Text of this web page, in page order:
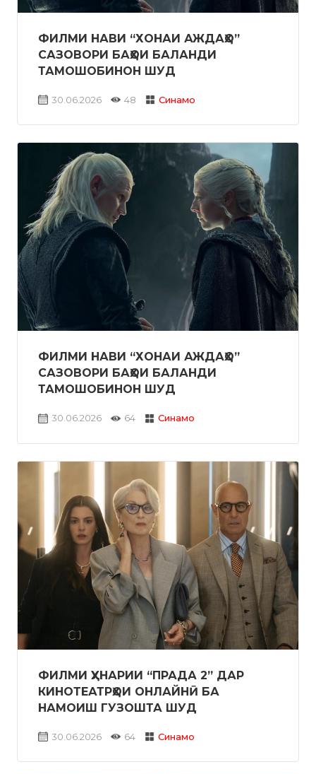
30.06.2026 48 Синамо
ФИЛМИ НАВИ “ХОНАИ АЖДАҲО”
САЗОВОРИ БАҲОИ БАЛАНДИ
ТАМОШОБИНОН ШУД
30.06.2026 64 Синамо
ФИЛМИ НАВИ “ХОНАИ АЖДАҲО”
САЗОВОРИ БАҲОИ БАЛАНДИ
ТАМОШОБИНОН ШУД
30.06.2026 64 Синамо
ФИЛМИ ҲУНАРИИ “ПРАДА 2” ДАР
КИНОТЕАТРҲОИ ОНЛАЙНӢ БА
НАМОИШ ГУЗОШТА ШУД